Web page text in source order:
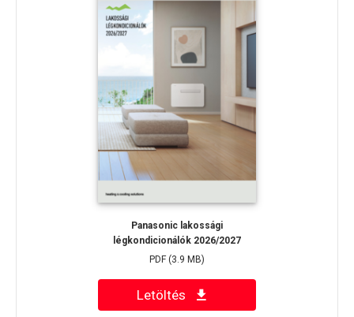
Panasonic lakossági
légkondicionálók 2026/2027
PDF (3.9 MB)
Letöltés